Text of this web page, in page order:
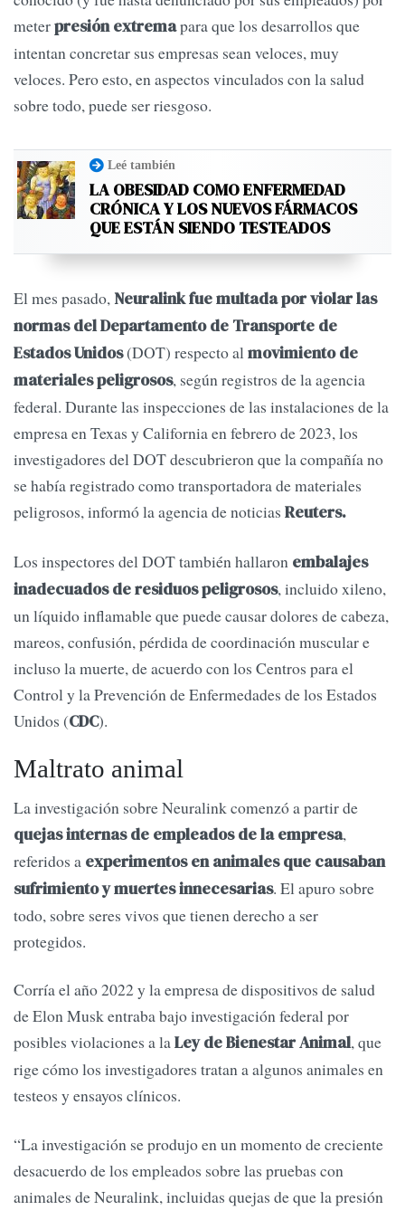
meterpresión extremapara que los desarrollos que
intentan concretar sus empresas sean veloces, muy
veloces. Pero esto, en aspectos vinculados con la salud
sobre todo, puede ser riesgoso.
Leé también
LA OBESIDAD COMO ENFERMEDAD
CRÓNICA Y LOS NUEVOS FÁRMACOS
QUE ESTÁN SIENDO TESTEADOS
El mes pasado,Neuralink fue multada por violar las
normas del Departamento de Transporte de
Estados Unidos(DOT) respecto almovimiento de
materiales peligrosos, según registros de la agencia
federal. Durante las inspecciones de las instalaciones de la
empresa en Texas y California en febrero de 2023, los
investigadores del DOT descubrieron que la compañía no
se había registrado como transportadora de materiales
peligrosos, informó la agencia de noticias Reuters.
Los inspectores del DOT también hallaron embalajes
inadecuados de residuos peligrosos, incluido xileno,
un líquido inflamable que puede causar dolores de cabeza,
mareos, confusión, pérdida de coordinación muscular e
incluso la muerte, de acuerdo con los Centros para el
Control y la Prevención de Enfermedades de los Estados
Unidos (CDC).
Maltrato animal
La investigación sobre Neuralink comenzó a partir de
quejas internas de empleados de la empresa,
referidos a experimentos en animales que causaban
sufrimiento y muertes innecesarias. El apuro sobre
todo, sobre seres vivos que tienen derecho a ser
protegidos.
​Corría el año 2022 y la empresa de dispositivos de salud
de Elon Musk entraba bajo investigación federal por
posibles violaciones a laLey de Bienestar Animal, que
rige cómo los investigadores tratan a algunos animales en
testeos y ensayos clínicos.
“La investigación se produjo en un momento de creciente
desacuerdo de los empleados sobre las pruebas con
animales de Neuralink, incluidas quejas de que la presión